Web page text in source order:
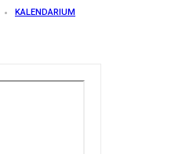
KALENDARIUM